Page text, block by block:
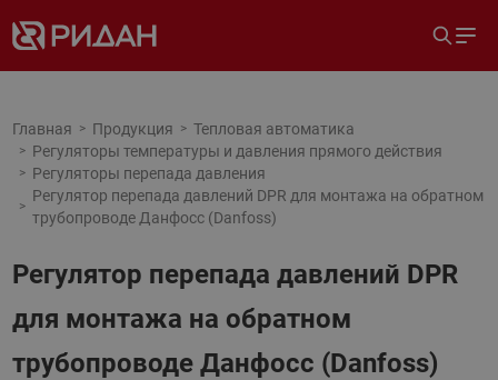
Главная Продукция
Тепловая автоматика
Регуляторы температуры и давления прямого действия
Регуляторы перепада давления
Регулятор перепада давлений DPR для монтажа на обратном
трубопроводе Данфосс (Danfoss)
Регулятор перепада давлений DPR
для монтажа на обратном
трубопроводе Данфосс (Danfoss)